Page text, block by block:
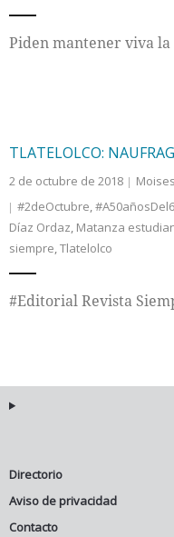
Piden mantener viva
TLATELOLCO:
2 de octubre de 2018
#2deOctubre,
Díaz Ordaz, Matanza
siempre,Tlatelolco
#Editorial Revista
Directorio
Aviso de privacidad
Contacto